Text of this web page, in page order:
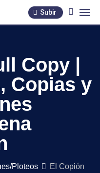
Subir
Copy |
Copias y
Ploteos
El Copión